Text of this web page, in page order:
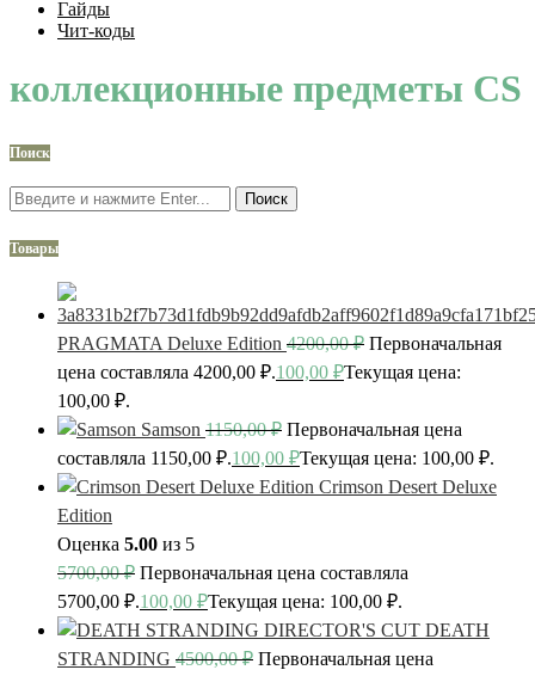
Гайды
Чит-коды
коллекционные предметы CS
Поиск
Поиск
Товары
PRAGMATA Deluxe Edition 4200,00₽ Первоначальная
цена составляла 4200,00 ₽.100,00 ₽Текущая цена:
100,00 ₽.
Samson 1150,00₽ Первоначальная цена
составляла 1150,00 ₽.100,00 ₽Текущая цена: 100,00 ₽.
Crimson Desert Deluxe
Edition
Оценка 5.00 из 5
5700,00₽ Первоначальная цена составляла
5700,00 ₽.100,00 ₽Текущая цена: 100,00 ₽.
DEATH
STRANDING 4500,00₽ Первоначальная цена